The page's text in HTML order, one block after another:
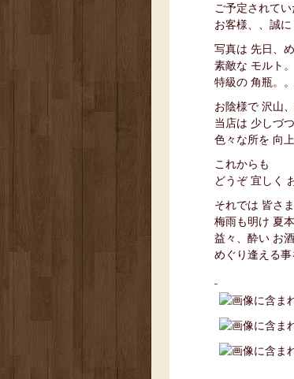
ご予定されてい
お客様、、誠に
写真は 先日、
素敵な モルト。
特級の 角瓶。
お陰様で 沢山
当店は 少しづ
色々な所を 向
これからも
どうぞ 宜しく
それでは 皆さま
梅雨も明け 夏本
益々、酔い お
めぐり逢える事